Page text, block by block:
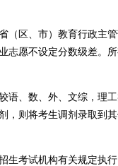
区、市）教育行政主
志愿不设定分数级差。
、数、外、文综，理工
，则将考生调剂录取到
考试机构有关规定执行